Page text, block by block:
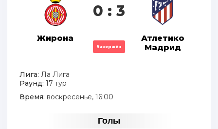
Жирона
0 : 3
Завершён
Атлетико
Мадрид
Лига: Ла Лига
Раунд: 17 тур
Время: воскресенье, 16:00
Голы